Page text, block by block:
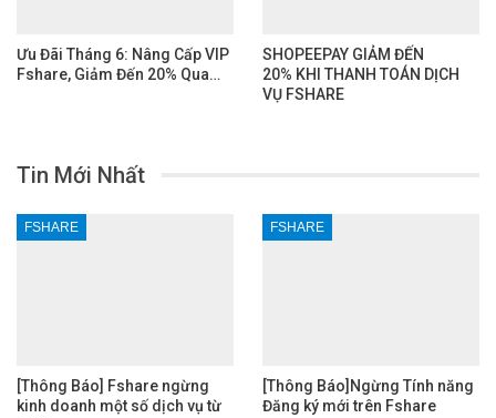
Ưu Đãi Tháng 6: Nâng Cấp VIP
Fshare, Giảm Đến 20% Qua…
SHOPEEPAY GIẢM ĐẾN
20% KHI THANH TOÁN DỊCH
VỤ FSHARE
Tin Mới Nhất
FSHARE
[Thông Báo] Fshare ngừng
kinh doanh một số dịch vụ từ
FSHARE
[Thông Báo]Ngừng Tính năng
Đăng ký mới trên Fshare